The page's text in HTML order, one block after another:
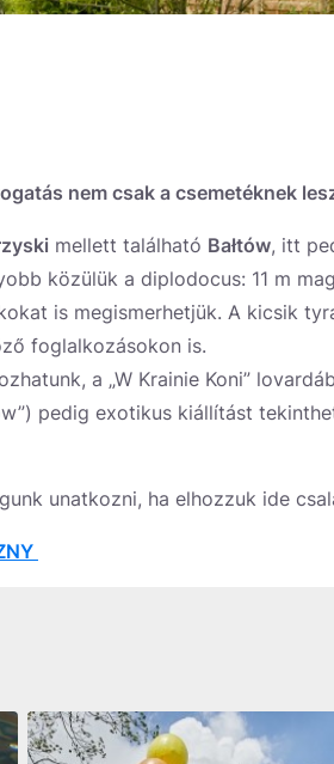
nem csak a csemetéknek
mellett található Bałtów, itt
közülük a diplodocus: 11 m
is megismerhetjük. A kicsik
foglalkozásokon is.
a „W Krainie Koni”
pedig exotikus kiállítást
unatkozni, ha elhozzuk ide